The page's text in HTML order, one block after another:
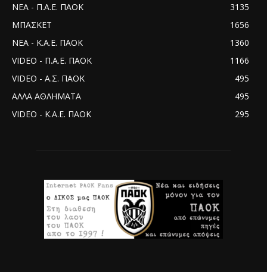
ΝΕΑ - Π.Α.Ε. ΠΑΟΚ
3135
ΜΠΑΣΚΕΤ
1656
ΝΕΑ - Κ.Α.Ε. ΠΑΟΚ
1360
VIDEO - Π.Α.Ε. ΠΑΟΚ
1166
VIDEO - Α.Σ. ΠΑΟΚ
495
ΑΛΛΑ ΑΘΛΗΜΑΤΑ
495
VIDEO - Κ.Α.Ε. ΠΑΟΚ
295